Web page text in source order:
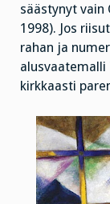
säästynyt vain
1998). Jos
rahan ja
alusvaatemalli
kirkkaasti